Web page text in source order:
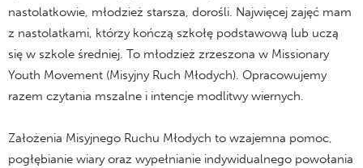
nastolatkowie, młodzież starsza, dorośli. Najwięcej zajęć mam
z nastolatkami, którzy kończą szkołę podstawową lub uczą
się w szkole średniej. To młodzież zrzeszona w Missionary
Youth Movement (Misyjny Ruch Młodych). Opracowujemy
razem czytania mszalne i intencje modlitwy wiernych.
Założenia Misyjnego Ruchu Młodych to wzajemna pomoc,
pogłębianie wiary oraz wypełnianie indywidualnego powołania